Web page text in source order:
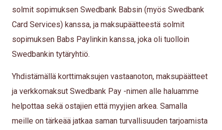
solmit sopimuksen Swedbank Babsin (myös Swedbank
Card Services) kanssa, ja maksupäätteestä solmit
sopimuksen Babs Paylinkin kanssa, joka oli tuolloin
Swedbankin tytäryhtiö.
Yhdistämällä korttimaksujen vastaanoton, maksupäätteet
ja verkkomaksut Swedbank Pay -nimen alle haluamme
helpottaa sekä ostajien että myyjien arkea. Samalla
meille on tärkeää jatkaa saman turvallisuuden tarjoamista